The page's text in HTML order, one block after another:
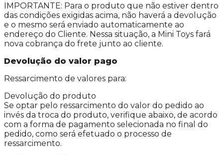
IMPORTANTE: Para o produto que não estiver dentro
das condições exigidas acima, não haverá a devolução
e o mesmo será enviado automaticamente ao
endereço do Cliente. Nessa situação, a Mini Toys fará
nova cobrança do frete junto ao cliente.
Devolução do valor pago
Ressarcimento de valores para:
Devolução do produto
Se optar pelo ressarcimento do valor do pedido ao
invés da troca do produto, verifique abaixo, de acordo
com a forma de pagamento selecionada no final do
pedido, como será efetuado o processo de
ressarcimento.